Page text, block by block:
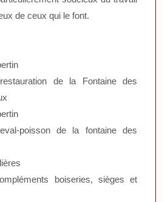
de ceux qui le font.
de la Fontaine des
poisson de la fontaine des
boiseries, sièges et